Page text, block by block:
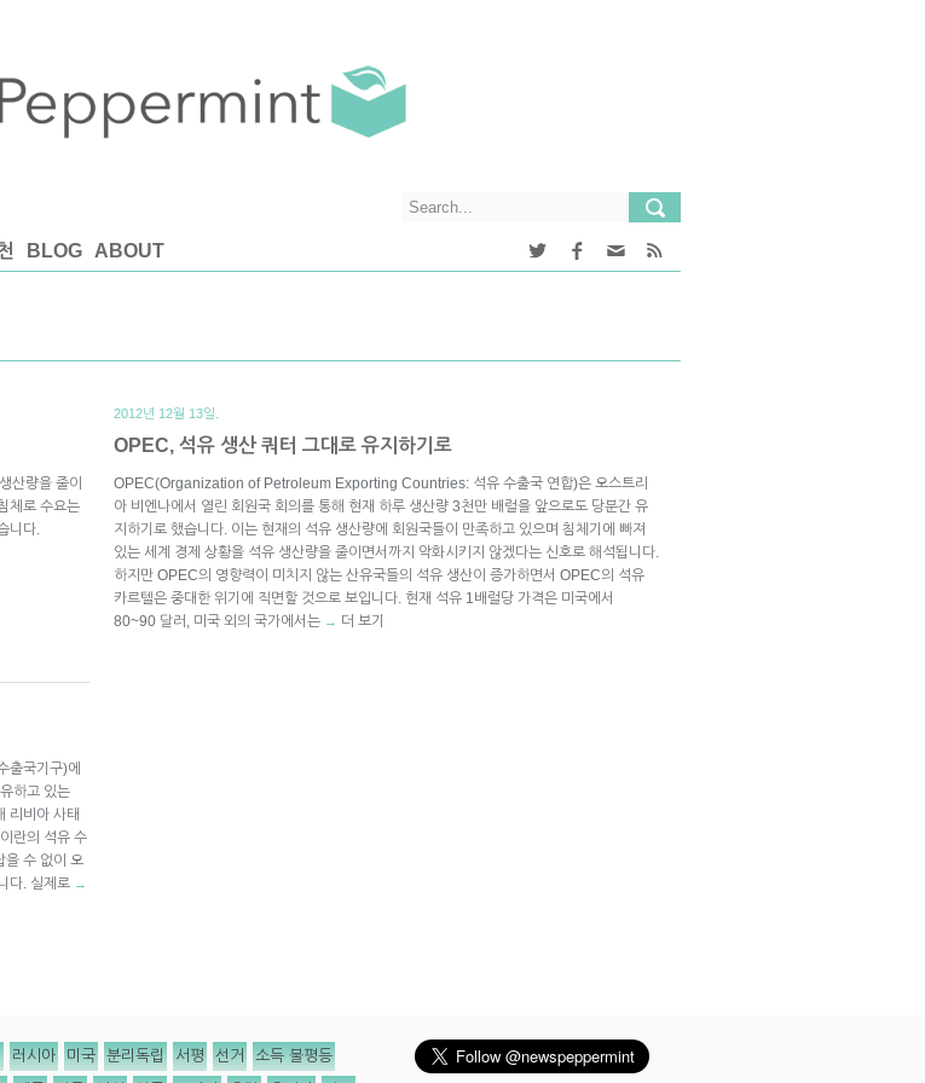
BLOG ABOUT
산량을 줄이
체로 수요는
니다.
2012년 12월 13일.
OPEC, 석유 생산 쿼터 그대로 유지하기로
OPEC(Organization of Petroleum Exporting Countries: 석유 수출국 연합)은 오스트리
아 비엔나에서 열린 회원국 회의를 통해 현재 하루 생산량 3천만 배럴을 앞으로도 당분간 유
지하기로 했습니다. 이는 현재의 석유 생산량에 회원국들이 만족하고 있으며 침체기에 빠져
있는 세계 경제 상황을 석유 생산량을 줄이면서까지 악화시키지 않겠다는 신호로 해석됩니다.
하지만 OPEC의 영향력이 미치지 않는 산유국들의 석유 생산이 증가하면서 OPEC의 석유
카르텔은 중대한 위기에 직면할 것으로 보입니다. 현재 석유 1배럴당 가격은 미국에서
80~90 달러, 미국 외의 국가에서는 → 더 보기
출국기구)에
하고 있는
리비아 사태
란의 석유 수
을 수 없이 오
다. 실제로 →
러시아 미국 분리독립 서평 선거 소득 불평등